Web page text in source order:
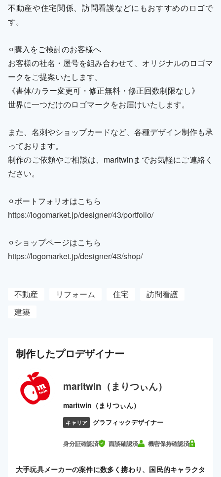
不動産や住宅関係、訪問看護などにもおすすめのロゴで
す。
⚪︎購入をご検討のお客様へ
お客様の社名・屋号を組み合わせて、オリジナルのロゴマ
ークをご提案いたします。
《書体/カラー変更可・修正無料・修正回数制限なし》
世界に一つだけのロゴマークをお届けいたします。
また、名刺やショップカードなど、各種デザイン制作も承
っております。
制作のご依頼やご相談は、maritwinまでお気軽にご連絡く
ださい。
⚪︎ポートフォリオはこちら
https://logomarket.jp/designer/43/portfolio/
⚪︎ショップページはこちら
https://logomarket.jp/designer/43/shop/
不動産 リフォーム 住宅
訪問看護
建築
制作したプロデザイナー
maritwin（まりつぃん）
maritwin（まりつぃん）
キャリア グラフィックデザイナー
身分証確認済 面談確認済 機密保持確認済
大手玩具メーカーの案件に数多く携わり、国民的キャラクタ